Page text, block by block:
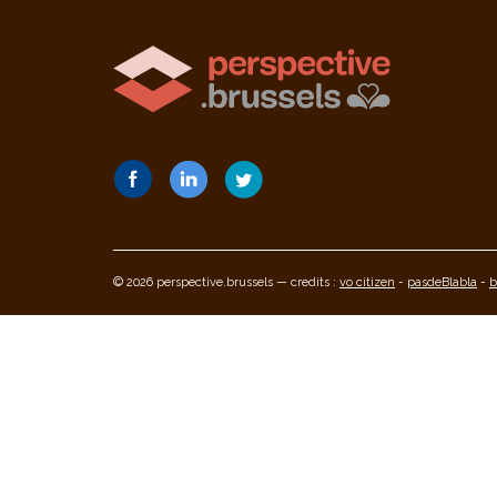
© 2026 perspective.brussels — credits : vo citizen - pasdeBlabla -